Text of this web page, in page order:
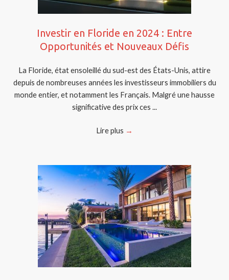
Investir en Floride en 2024 : Entre
Opportunités et Nouveaux Défis
La Floride, état ensoleillé du sud-est des États-Unis, attire
depuis de nombreuses années les investisseurs immobiliers du
monde entier, et notamment les Français. Malgré une hausse
significative des prix ces ...
Lire plus →